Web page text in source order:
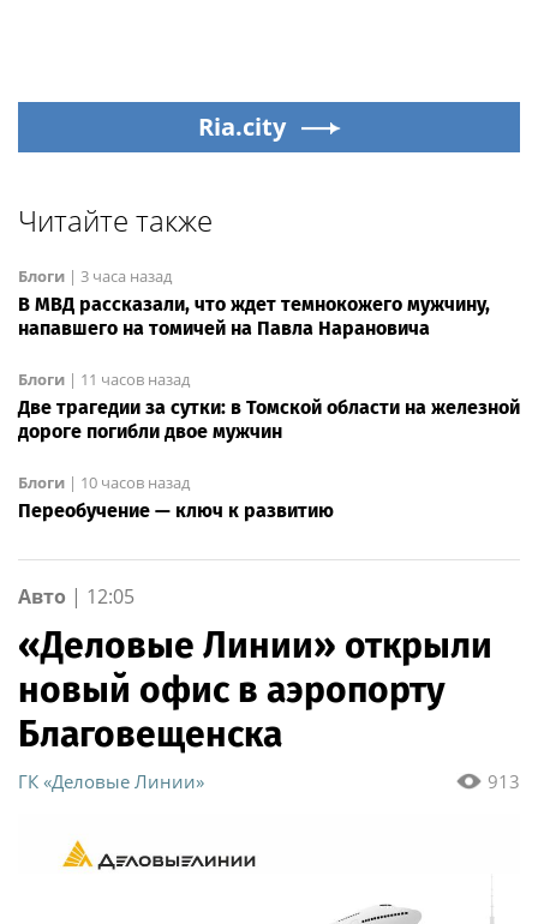
Ria.city
Читайте также
Блоги | 3 часа назад
В МВД рассказали, что ждет темнокожего мужчину,
напавшего на томичей на Павла Нарановича
Блоги | 11 часов назад
Две трагедии за сутки: в Томской области на железной
дороге погибли двое мужчин
Блоги | 10 часов назад
Переобучение — ключ к развитию
Авто | 12:05
«Деловые Линии» открыли
новый офис в аэропорту
Благовещенска
913
ГК «Деловые Линии»